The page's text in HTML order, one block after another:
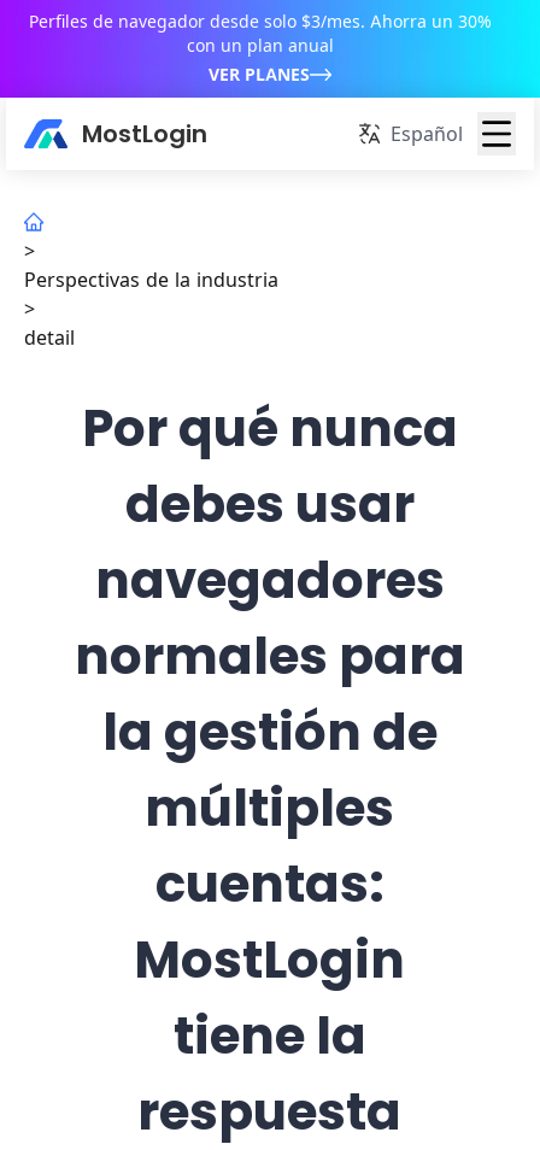
Perfiles de navegador desde solo $3/mes. Ahorra un 30%
con un plan anual
VER PLANES
MostLogin Español
>
Perspectivas de la industria
>
detail
Por qué nunca
debes usar
navegadores
normales para
la gestión de
múltiples
cuentas:
MostLogin
tiene la
respuesta